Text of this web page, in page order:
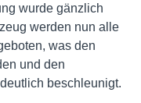
wurde gänzlich
werden nun alle
was den
und den
beschleunigt.